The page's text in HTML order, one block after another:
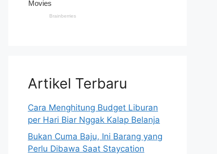
Artikel Terbaru
Cara Menghitung Budget Liburan
per Hari Biar Nggak Kalap Belanja
Bukan Cuma Baju, Ini Barang yang
Perlu Dibawa Saat Staycation